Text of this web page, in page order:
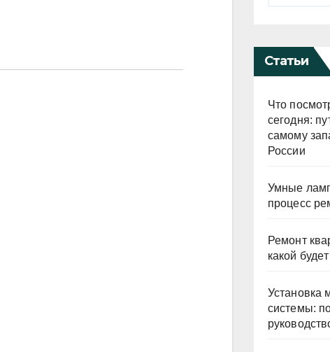
Статьи
Что
сегодня:
самому
России
Умные
процесс
Ремонт
какой
Установка
системы: